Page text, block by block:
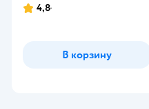
4,8
В корзину